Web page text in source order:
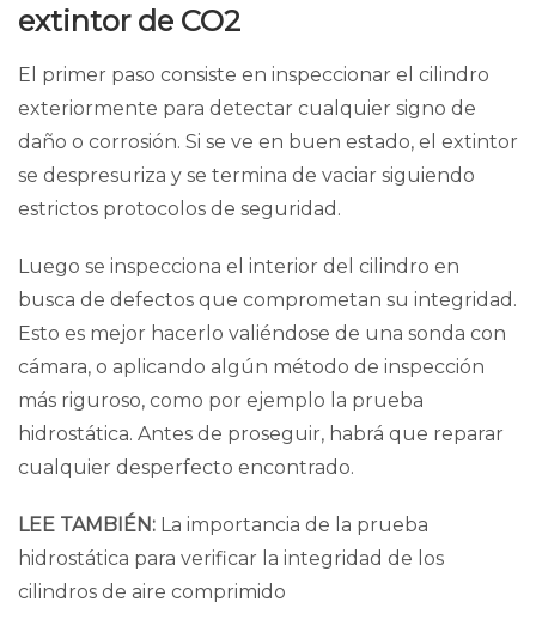
extintor de CO2
El primer paso consiste en inspeccionar el cilindro
exteriormente para detectar cualquier signo de
daño o corrosión. Si se ve en buen estado, el extintor
se despresuriza y se termina de vaciar siguiendo
estrictos protocolos de seguridad.
Luego se inspecciona el interior del cilindro en
busca de defectos que comprometan su integridad.
Esto es mejor hacerlo valiéndose de una sonda con
cámara, o aplicando algún método de inspección
más riguroso, como por ejemplo la prueba
hidrostática. Antes de proseguir, habrá que reparar
cualquier desperfecto encontrado.
LEE TAMBIÉN: La importancia de la prueba
hidrostática para verificar la integridad de los
cilindros de aire comprimido